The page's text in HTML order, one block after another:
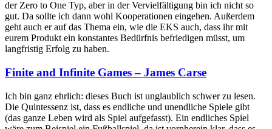
der Zero to One Typ, aber in der Vervielfältigung bin ich nicht so
gut. Da sollte ich dann wohl Kooperationen eingehen. Außerdem
geht auch er auf das Thema ein, wie die EKS auch, dass ihr mit
eurem Produkt ein konstantes Bedürfnis befriedigen müsst, um
langfristig Erfolg zu haben.
Finite and Infinite Games – James Carse
Ich bin ganz ehrlich: dieses Buch ist unglaublich schwer zu lesen.
Die Quintessenz ist, dass es endliche und unendliche Spiele gibt
(das ganze Leben wird als Spiel aufgefasst). Ein endliches Spiel